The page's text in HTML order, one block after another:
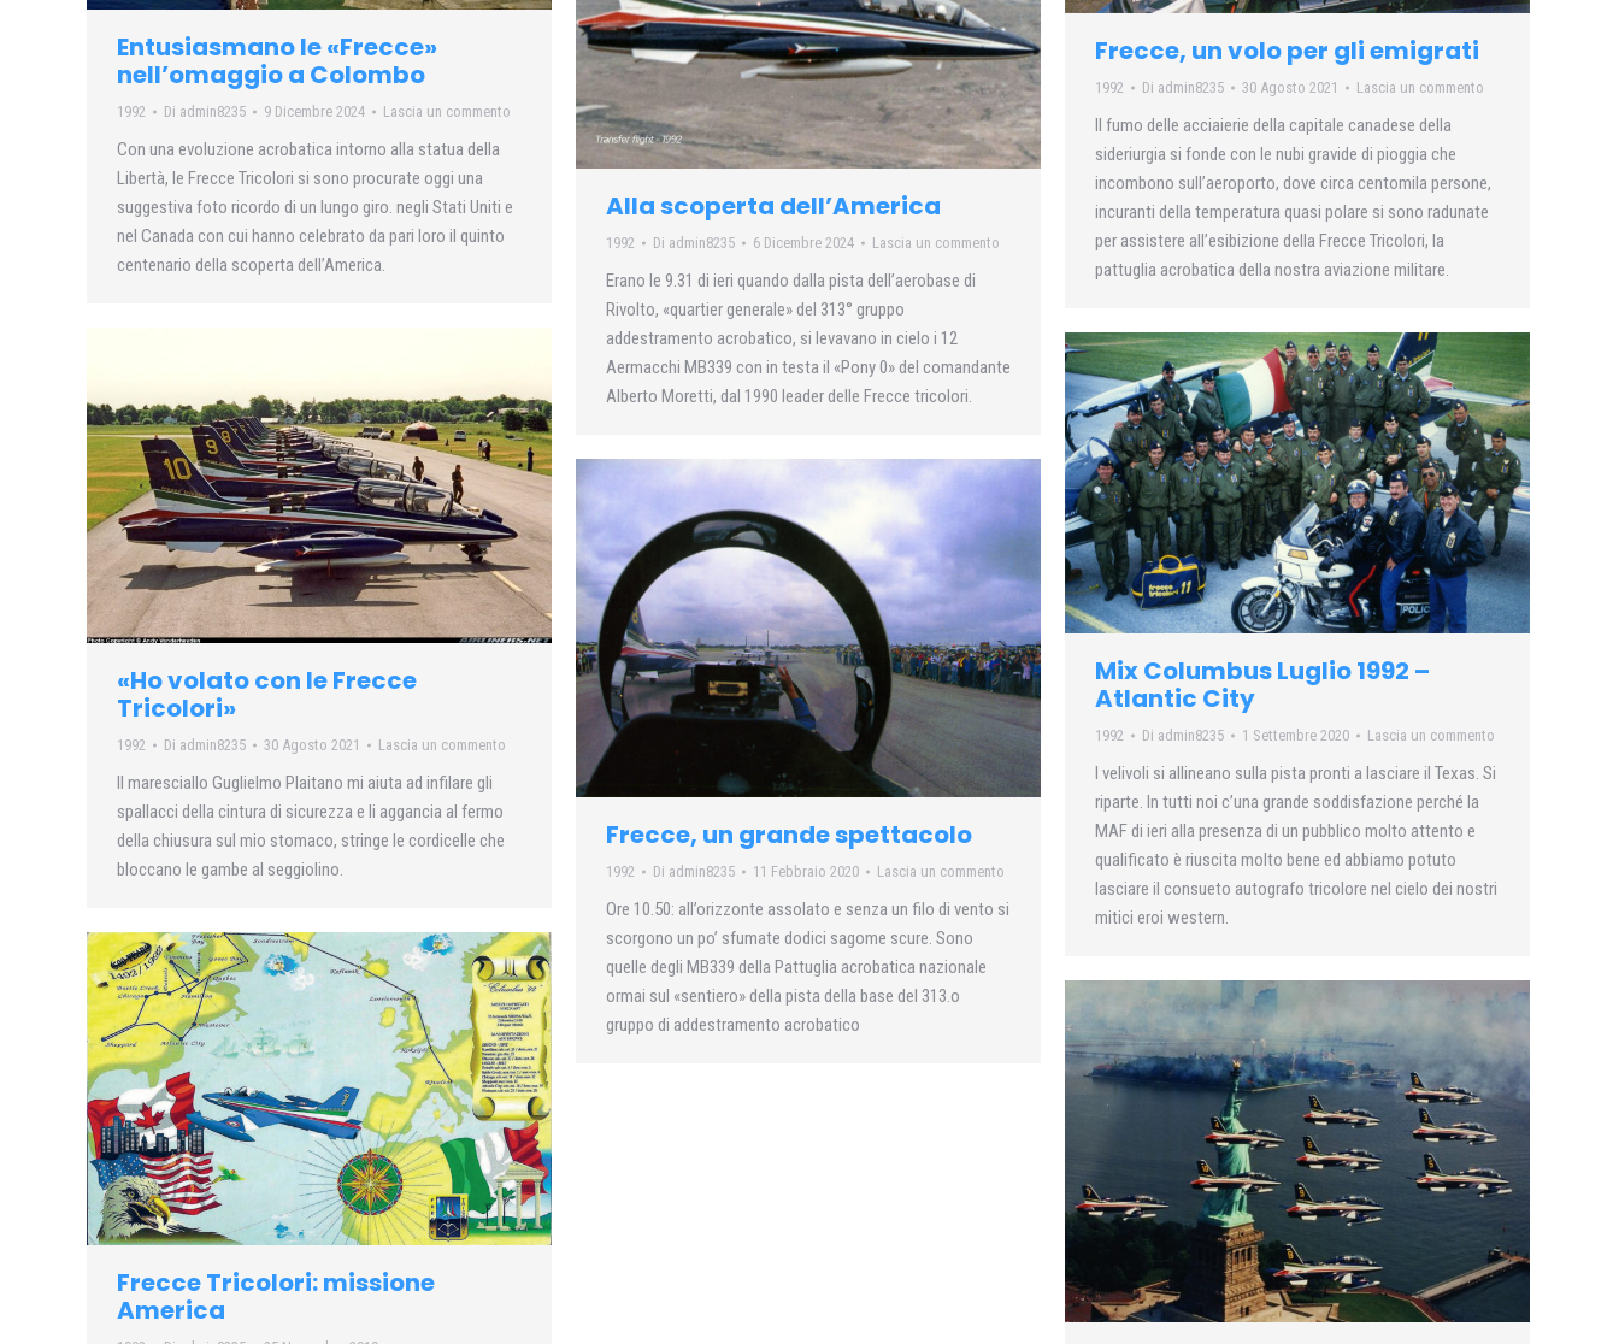
Entusiasmano le «Frecce»
nell’omaggio a Colombo
1992 Di admin8235 9 Dicembre 2024 Lascia un commento
Con una evoluzione acrobatica intorno alla statua della
Libertà, le Frecce Tricolori si sono procurate oggi una
suggestiva foto ricordo di un lungo giro. negli Stati Uniti e
nel Canada con cui hanno celebrato da pari loro il quinto
centenario della scoperta dell’America.
Alla scoperta dell’America
1992 Di admin8235 6 Dicembre 2024 Lascia un commento
Erano le 9.31 di ieri quando dalla pista dell’aerobase di
Rivolto, «quartier generale» del 313° gruppo
addestramento acrobatico, si levavano in cielo i 12
Aermacchi MB339 con in testa il «Pony 0» del comandante
Alberto Moretti, dal 1990 leader delle Frecce tricolori.
Frecce, un volo per gli emigrati
1992 Di admin8235 30 Agosto 2021 Lascia un commento
Il fumo delle acciaierie della capitale canadese della
sideriurgia si fonde con le nubi gravide di pioggia che
incombono sull’aeroporto, dove circa centomila persone,
incuranti della temperatura quasi polare si sono radunate
per assistere all’esibizione della Frecce Tricolori, la
pattuglia acrobatica della nostra aviazione militare.
«Ho volato con le Frecce
Tricolori»
1992 Di admin8235 30 Agosto 2021 Lascia un commento
Il maresciallo Guglielmo Plaitano mi aiuta ad infilare gli
spallacci della cintura di sicurezza e li aggancia al fermo
della chiusura sul mio stomaco, stringe le cordicelle che
bloccano le gambe al seggiolino.
Mix Columbus Luglio 1992 –
Atlantic City
1992 Di admin8235 1 Settembre 2020 Lascia un commento
I velivoli si allineano sulla pista pronti a lasciare il Texas. Si
riparte. In tutti noi c’una grande soddisfazione perché la
MAF di ieri alla presenza di un pubblico molto attento e
qualificato è riuscita molto bene ed abbiamo potuto
lasciare il consueto autografo tricolore nel cielo dei nostri
mitici eroi western.
Frecce, un grande spettacolo
1992 Di admin8235 11 Febbraio 2020 Lascia un commento
Ore 10.50: all’orizzonte assolato e senza un filo di vento si
scorgono un po’ sfumate dodici sagome scure. Sono
quelle degli MB339 della Pattuglia acrobatica nazionale
ormai sul «sentiero» della pista della base del 313.o
gruppo di addestramento acrobatico
Frecce Tricolori: missione
America